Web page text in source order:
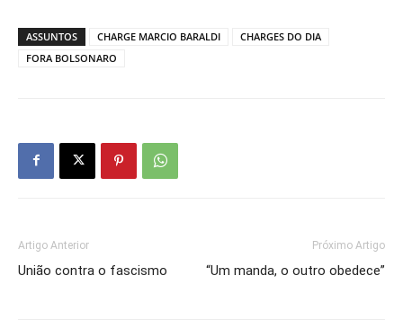
ASSUNTOS CHARGE MARCIO BARALDI
CHARGES DO DIA
FORA BOLSONARO
Artigo Anterior
União contra o fascismo
Próximo Artigo
“Um manda, o outro obedece”